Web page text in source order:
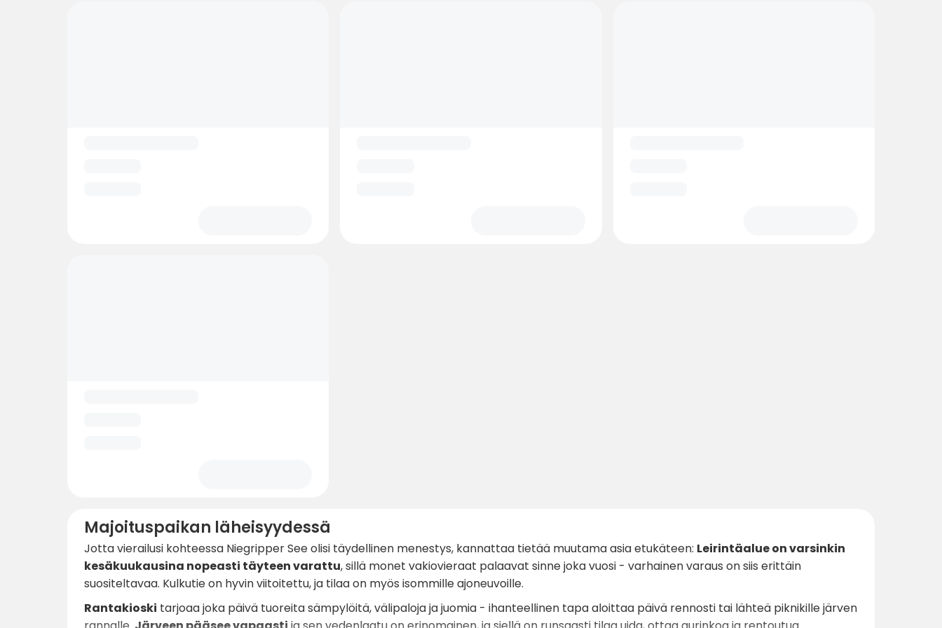
Majoituspaikan läheisyydessä
Jotta vierailusi kohteessa Niegripper See olisi täydellinen menestys, kannattaa tietää muutama asia etukäteen: Leirintäalue on varsinkin
kesäkuukausina nopeasti täyteen varattu, sillä monet vakiovieraat palaavat sinne joka vuosi - varhainen varaus on siis erittäin
suositeltavaa. Kulkutie on hyvin viitoitettu, ja tilaa on myös isommille ajoneuvoille.
Rantakioski tarjoaa joka päivä tuoreita sämpylöitä, välipaloja ja juomia - ihanteellinen tapa aloittaa päivä rennosti tai lähteä piknikille järven